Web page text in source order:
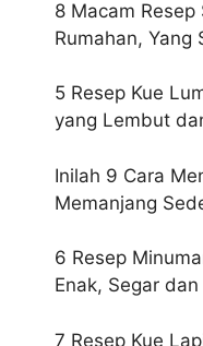
8 Macam Resep
Rumahan, Yang
5 Resep Kue
yang Lembut
Inilah 9 Cara
Memanjang
6 Resep
Enak, Segar
7 Resep Kue